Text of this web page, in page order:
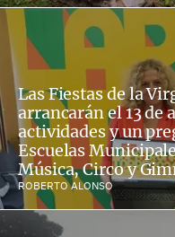
Las Fiestas de la
arrancarán el 13 de
actividades y un
Escuelas
Música, Circo y
ROBERTO ALONSO